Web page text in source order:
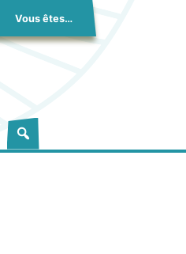
Vous êtes…